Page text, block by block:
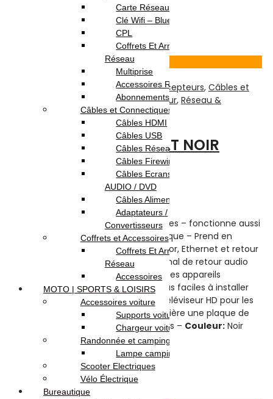
Ajouter au panier
Accessoires Pour Récepteurs, Câbles et
Câbles HDMI,Récepteur, Réseau &
Connectiques
CÂBLE HDTV- 10M FLAT NOIR
Longueur:10 mètres – fonctionne aussi
bien que le HDMI rond mais plus pratique – Prend en
charge 1080p, 1440p, 3D, 2K Deep Color, Ethernet et retour
audio (ARC) – Prend en charge le canal de retour audio
pour partager un signal audio entre des appareils
compatibles Les câbles plats sont plus faciles à installer
sur les murs, placez-les derrière un téléviseur HD pour les
accrocher, peuvent être cachés derrière une plaque de
base, se posent à plat contre les murs – Couleur: Noir
DT
Ajouter au panier
Carte Réseau
Clé Wifi – Bluetooth
CPL
Coffrets Et Armoires
Réseau
Multiprise
Accessoires Réseau
Abonnements Internet
Câbles et Connectiques
Câbles HDMI
Câbles USB
Câbles Réseau
Câbles Firewire
Câbles Ecrans TV /
AUDIO / DVD
Câbles Alimentation
Adaptateurs /
Convertisseurs
Coffrets et Accessoires
Coffrets Et Armoires
Réseau
Accessoires
MOTO | SPORTS & LOISIRS
Accessoires voiture
Supports voiture
Chargeur voiture
Randonnée et camping
Lampe camping
Scooter Electriques
Vélo Électrique
Bureautique